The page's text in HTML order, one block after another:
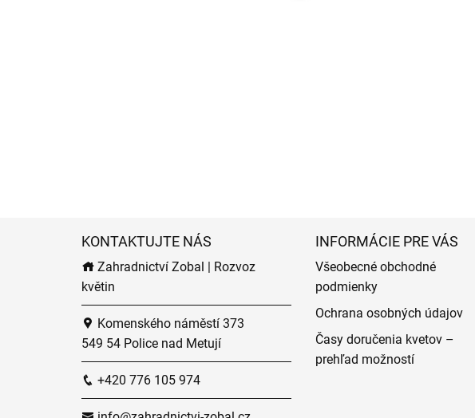
KONTAKTUJTE NÁS
Zahradnictví Zobal | Rozvoz
květin
Komenského náměstí 373
549 54 Police nad Metují
+420 776 105 974
INFORMÁCIE PRE VÁS
Všeobecné obchodné
podmienky
Ochrana osobných údajov
Časy doručenia kvetov –
prehľad možností